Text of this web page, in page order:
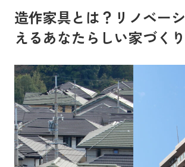
造作家具とは？リノベー
えるあなたらしい家づくり